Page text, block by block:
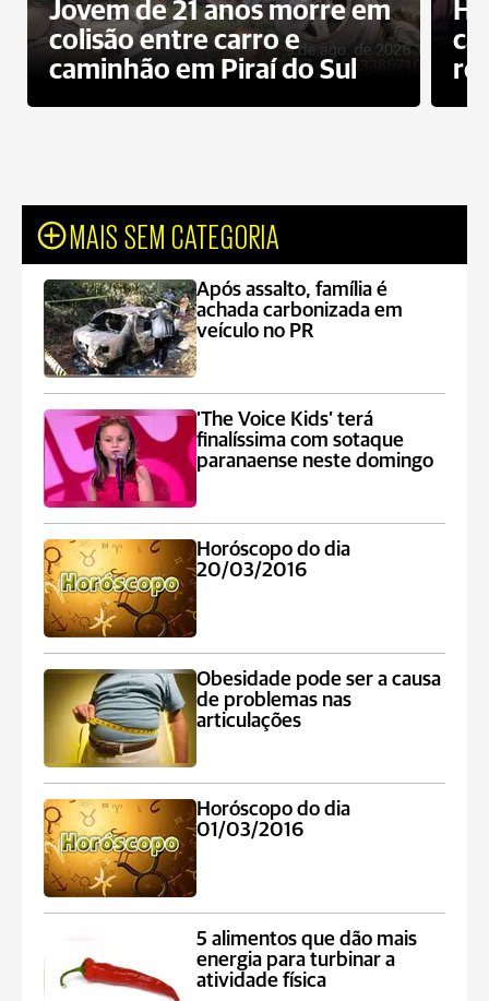
Jovem de 21 anos morre em
colisão entre carro e
caminhão em Piraí do Sul
MAIS SEM CATEGORIA
Após assalto, família é
achada carbonizada em
veículo no PR
‘The Voice Kids’ terá
finalíssima com sotaque
paranaense neste domingo
Horóscopo do dia
20/03/2016
Obesidade pode ser a causa
de problemas nas
articulações
Horóscopo do dia
01/03/2016
5 alimentos que dão mais
energia para turbinar a
atividade física